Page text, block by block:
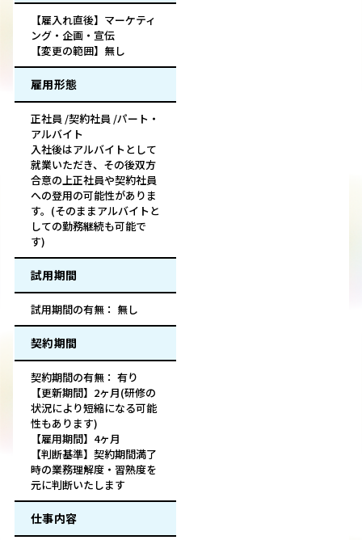
【雇入れ直後】マーケティ
ング・企画・宣伝
【変更の範囲】無し
雇用形態
正社員 /契約社員 /パート・
アルバイト
入社後はアルバイトとして
就業いただき、その後双方
合意の上正社員や契約社員
への登用の可能性がありま
す。(そのままアルバイトと
しての勤務継続も可能で
す)
試用期間
試用期間の有無： 無し
契約期間
契約期間の有無： 有り
【更新期間】2ヶ月(研修の
状況により短縮になる可能
性もあります)
【雇用期間】4ヶ月
【判断基準】契約期間満了
時の業務理解度・習熟度を
元に判断いたします
仕事内容